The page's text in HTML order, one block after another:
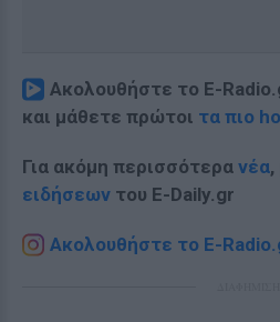
Ακολουθήστε το E-
και μάθετε πρώτοι τα πιο
Για ακόμη περισσότερα νέα,
ειδήσεων του E-Daily.gr
Ακολουθήστε το E-